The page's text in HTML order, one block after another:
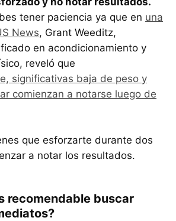
tener paciencia ya que en una
News, Grant Weeditz,
en acondicionamiento y
reveló que
significativas baja de peso y
comienzan a notarse luego de
que esforzarte durante dos
a notar los resultados.
recomendable buscar